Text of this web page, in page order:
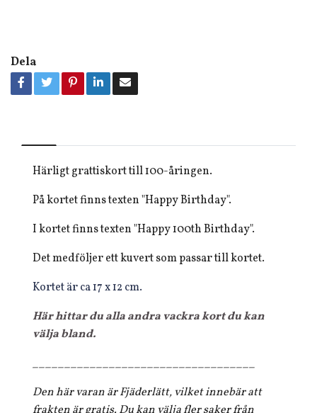
Dela
Härligt grattiskort till 100-åringen.
På kortet finns texten "Happy Birthday".
I kortet finns texten "Happy 100th Birthday".
Det medföljer ett kuvert som passar till kortet.
Kortet är ca 17 x 12 cm.
Här hittar du alla andra vackra kort du kan
välja bland.
___________________________________
Den här varan är Fjäderlätt, vilket innebär att
frakten är gratis. Du kan välja fler saker från